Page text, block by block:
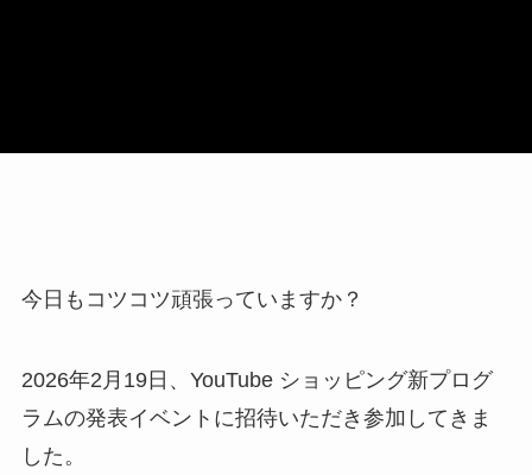
今日もコツコツ頑張っていますか？
2026年2月19日、YouTube ショッピング新プログ
ラムの発表イベントに招待いただき参加してきま
した。